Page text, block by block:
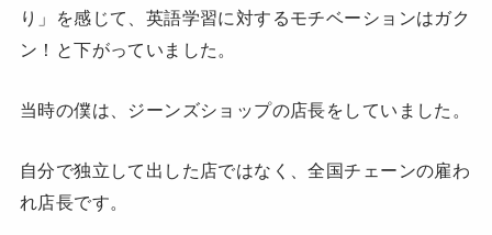
り」を感じて、英語学習に対するモチベーションはガク
ン！と下がっていました。
当時の僕は、ジーンズショップの店長をしていました。
自分で独立して出した店ではなく、全国チェーンの雇わ
れ店長です。